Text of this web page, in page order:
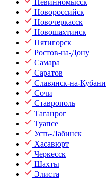
Невинномысск
Новороссийск
Новочеркасск
Новошахтинск
Пятигорск
Ростов-на-Дону
Самара
Саратов
Славянск-на-Кубани
Сочи
Ставрополь
Таганрог
Туапсе
Усть-Лабинск
Хасавюрт
Черкесск
Шахты
Элиста